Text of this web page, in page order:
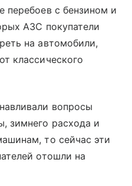
перебоев с бензином и
АЗС покупатели
на автомобили,
классического
вопросы
зимнего расхода и
то сейчас эти
отошли на